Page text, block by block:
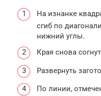
На изнанке
сгиб по
нижний углы.
Края снова
Развернуть
По линии,